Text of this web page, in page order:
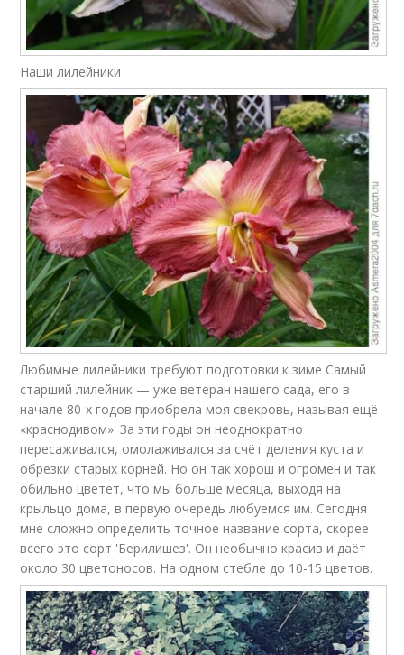
Наши лилейники
Любимые лилейники требуют подготовки к зиме Самый
старший лилейник — уже ветеран нашего сада, его в
начале 80-х годов приобрела моя свекровь, называя ещё
«краснодивом». За эти годы он неоднократно
пересаживался, омолаживался за счёт деления куста и
обрезки старых корней. Но он так хорош и огромен и так
обильно цветет, что мы больше месяца, выходя на
крыльцо дома, в первую очередь любуемся им. Сегодня
мне сложно определить точное название сорта, скорее
всего это сорт 'Берилишез'. Он необычно красив и даёт
около 30 цветоносов. На одном стебле до 10-15 цветов.